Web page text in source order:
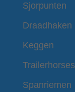
Sjorpunten
Draadhaken
Keggen
Trailerhorses
Spanriemen